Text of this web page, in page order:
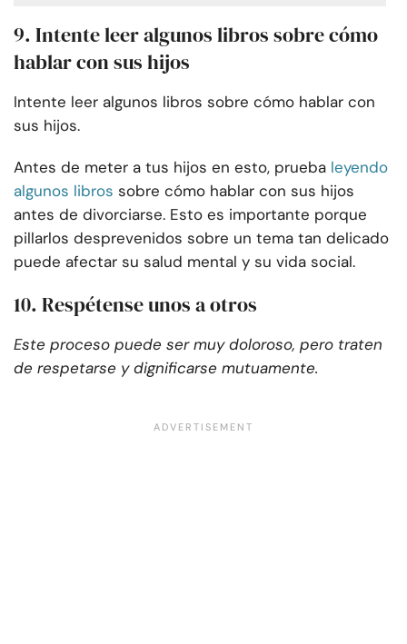
9. Intente leer algunos libros sobre cómo
hablar con sus hijos
Intente leer algunos libros sobre cómo hablar con
sus hijos.
Antes de meter a tus hijos en esto, prueba leyendo
algunos libros sobre cómo hablar con sus hijos
antes de divorciarse. Esto es importante porque
pillarlos desprevenidos sobre un tema tan delicado
puede afectar su salud mental y su vida social.
10. Respétense unos a otros
Este proceso puede ser muy doloroso, pero traten
de respetarse y dignificarse mutuamente.